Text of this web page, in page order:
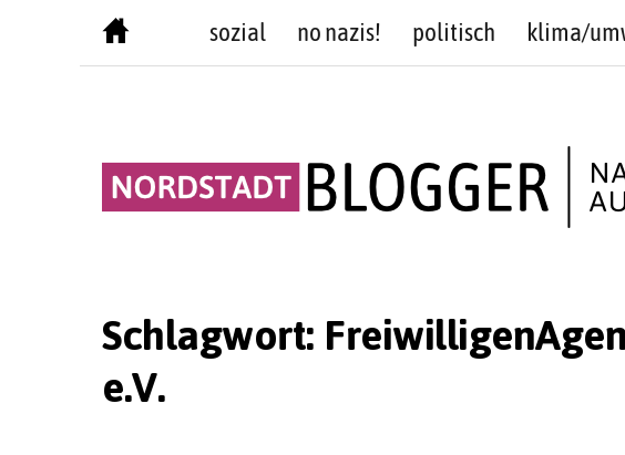
sozial no nazis! politisch klima/
Schlagwort:
e.V.